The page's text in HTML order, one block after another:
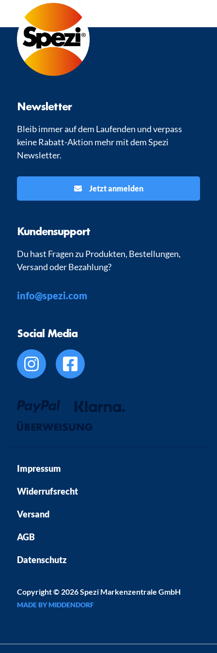
Newsletter
Bleib immer auf dem Laufenden und verpass
keine Rabatt-Aktion mehr mit dem Spezi
Newsletter.
Jetzt anmelden
Kundensupport
Du hast Fragen zu Produkten, Bestellungen,
Versand oder Bezahlung?
info@spezi.com
Social Media
Impressum
Widerrufsrecht
Versand
AGB
Datenschutz
Copyright © 2026 Spezi Markenzentrale GmbH
MADE BY MIDDENDORF